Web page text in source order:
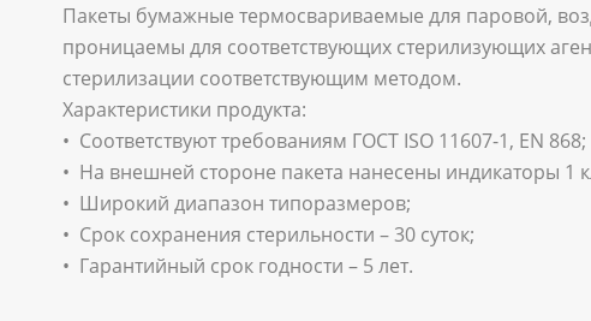
Пакеты бумажные термосвариваемые для паровой,
проницаемы для соответствующих стерилизующих
стерилизации соответствующим методом.
Характеристики продукта:
• Соответствуют требованиям ГОСТ ISO 11607-1, EN 868;
• На внешней стороне пакета нанесены индикаторы 1
• Широкий диапазон типоразмеров;
• Срок сохранения стерильности – 30 суток;
• Гарантийный срок годности – 5 лет.